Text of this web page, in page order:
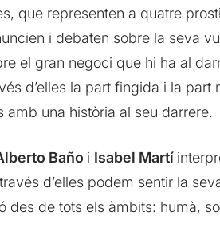
que representen a quatre
i debaten sobre la seva
el gran negoci que hi ha al
d’elles la part fingida i la
amb una història al seu darrere.
Baño i Isabel Martí
d’elles podem sentir la
des de tots els àmbits: humà,